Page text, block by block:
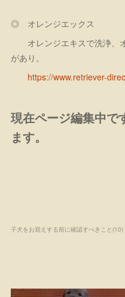
◎ オレンジエックス
オレンジエキスで洗浄、
があり。
https://www.retriever-
現在ページ編集中で
ます。
子犬をお迎えする前に確認すべきこと (10)